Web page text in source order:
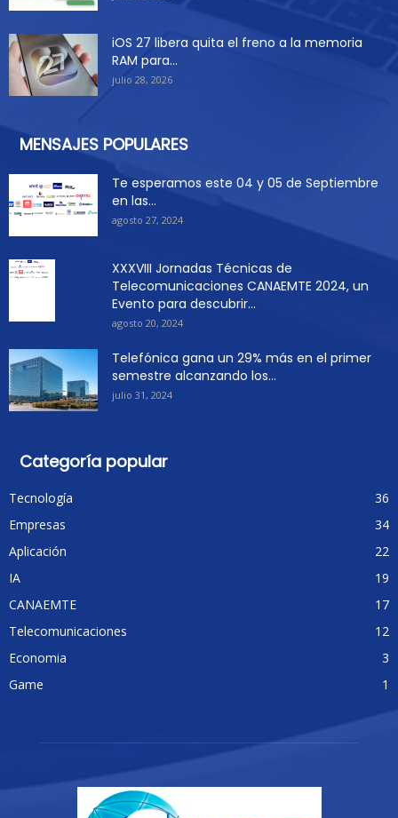
iOS 27 libera quita el freno a la memoria
RAM para...
julio 28, 2026
MENSAJES POPULARES
Te esperamos este 04 y 05 de Septiembre
en las...
agosto 27, 2024
XXXVIII Jornadas Técnicas de
Telecomunicaciones CANAEMTE 2024, un
Evento para descubrir...
agosto 20, 2024
Telefónica gana un 29% más en el primer
semestre alcanzando los...
julio 31, 2024
Categoría popular
Tecnología
36
Empresas
34
Aplicación
22
IA
19
CANAEMTE
17
Telecomunicaciones
12
Economia
3
Game
1